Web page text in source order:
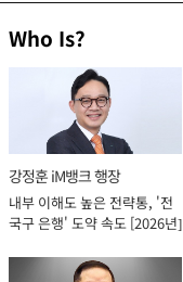
Who Is?
강정훈 iM뱅크 행장
내부 이해도 높은 전략통, '전
국구 은행' 도약 속도 [2026년]